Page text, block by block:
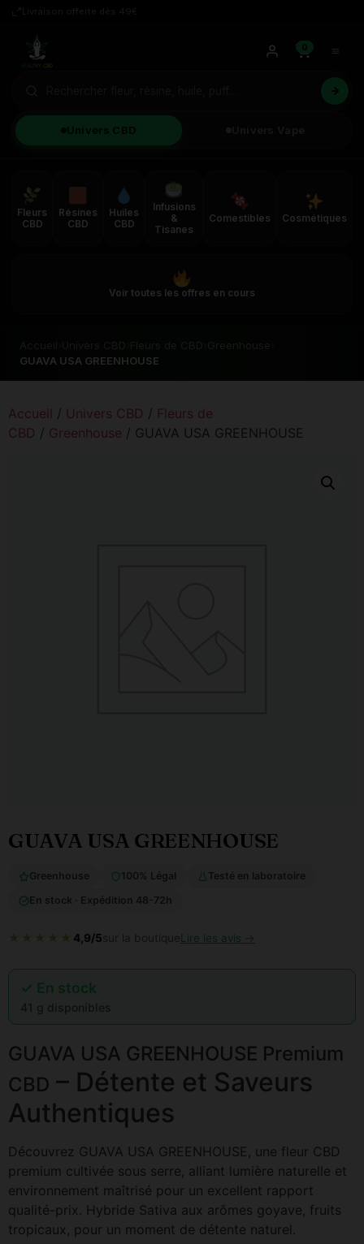
Univers CBD
0
Fleurs
CBD
Résines
CBD
Huiles
CBD
Infusions
&
Tisanes
Comestibles Cosmétiques
Voir toutes les offres en cours
GUAVA USA GREENHOUSE
Accueil / Univers CBD / Fleurs de
CBD / Greenhouse / GUAVA USA GREENHOUSE
GUAVA USA GREENHOUSE
Greenhouse 100% Légal
Testé en laboratoire
En stock · Expédition 48-72h
★★★★★ 4,9/5sur la boutiqueLire les avis →
✓ En stock
41 g disponibles
GUAVA USA GREENHOUSE Premium
CBD – Détente et Saveurs
Authentiques
Découvrez GUAVA USA GREENHOUSE, une fleur CBD
premium cultivée sous serre, alliant lumière naturelle et
environnement maîtrisé pour un excellent rapport
qualité-prix. Hybride Sativa aux arômes goyave, fruits
tropicaux, pour un moment de détente naturel.